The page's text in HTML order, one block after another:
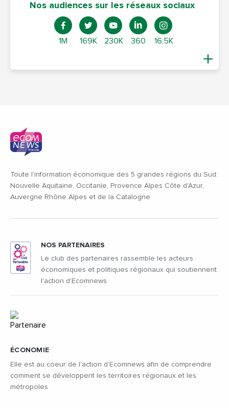
Nos audiences sur les réseaux sociaux
1M 169K 230K 360 16,5K
Toute l'information économique des 5 grandes régions du Sud:
Nouvelle Aquitaine, Occitanie, Provence Alpes Côte d'Azur,
Auvergne Rhône Alpes et de la Catalogne
ÉCONOMIE
Elle est au coeur de l’action d’Ecomnews afin de comprendre
comment se développent les territoires régionaux et les
métropoles
NOS PARTENAIRES
Le club des partenaires rassemble les acteurs
économiques et politiques régionaux qui soutiennent
l'action d'Ecomnews